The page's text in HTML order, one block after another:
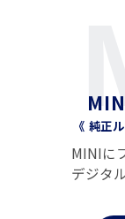
《 純正
MINIに
デジタ